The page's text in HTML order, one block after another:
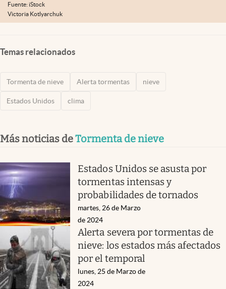
Fuente: iStock
Victoria Kotlyarchuk
Temas relacionados
Tormenta de nieve Alerta tormentas nieve
Estados Unidos clima
Más noticias deTormenta de nieve
Estados Unidos se asusta por
tormentas intensas y
probabilidades de tornados
martes, 26 de Marzo
de 2024
Alerta severa por tormentas de
nieve: los estados más afectados
por el temporal
lunes, 25 de Marzo de
2024